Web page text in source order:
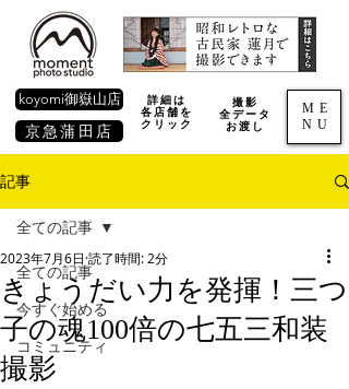
京急蒲田店
koyomi御嶽山店
撮影
全データ
お渡し
ME
NU
詳細は
各店舗を
​クリック
記事
全ての記事
今すぐ始める
コミュニティ
全ての記事
きょうだい力を発揮！三つ
子の魂100倍の七五三和装
撮影
2023年7月6日 読了時間: 2分